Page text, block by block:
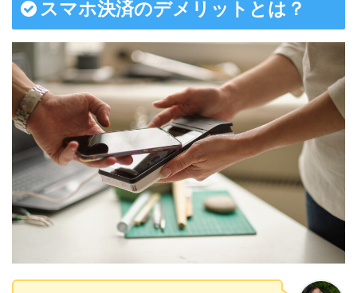
スマホ決済のデメリットとは？